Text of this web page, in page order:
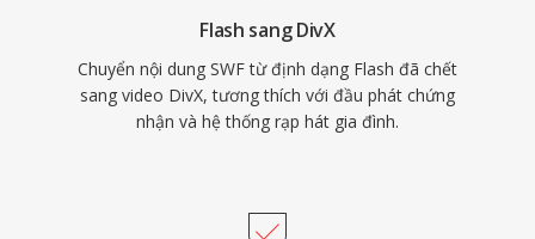
Flash sang DivX
Chuyển nội dung SWF từ định dạng Flash đã chết
sang video DivX, tương thích với đầu phát chứng
nhận và hệ thống rạp hát gia đình.